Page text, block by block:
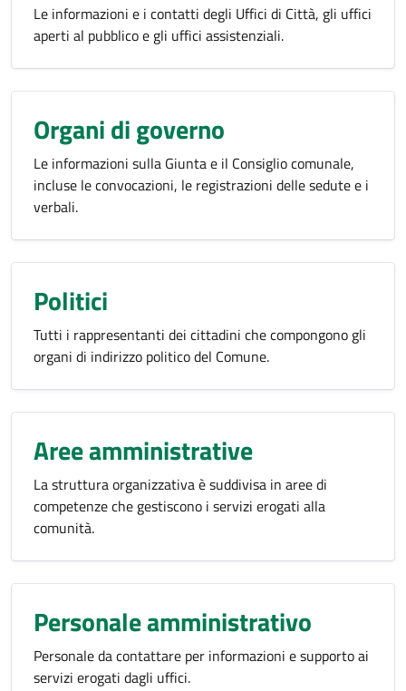
Le informazioni e i contatti degli Uffici di Città, gli uffici
aperti al pubblico e gli uffici assistenziali.
Organi di governo
Le informazioni sulla Giunta e il Consiglio comunale,
incluse le convocazioni, le registrazioni delle sedute e i
verbali.
Politici
Tutti i rappresentanti dei cittadini che compongono gli
organi di indirizzo politico del Comune.
Aree amministrative
La struttura organizzativa è suddivisa in aree di
competenze che gestiscono i servizi erogati alla
comunità.
Personale amministrativo
Personale da contattare per informazioni e supporto ai
servizi erogati dagli uffici.